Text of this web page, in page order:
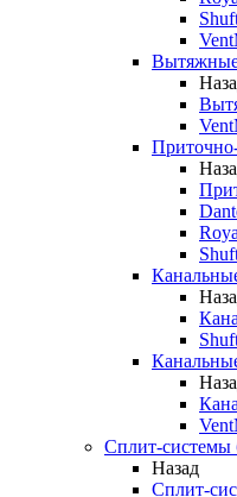
Вытяжные
Сплит-системы
Назад
Сплит-